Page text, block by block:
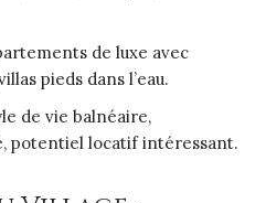
de luxe avec
pieds dans l’eau.
de vie balnéaire,
potentiel locatif intéressant.